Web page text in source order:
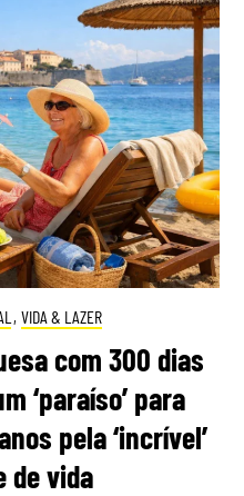
, VIDA & LAZER
com 300 dias
‘paraíso’ para
pela ‘incrível’
de vida